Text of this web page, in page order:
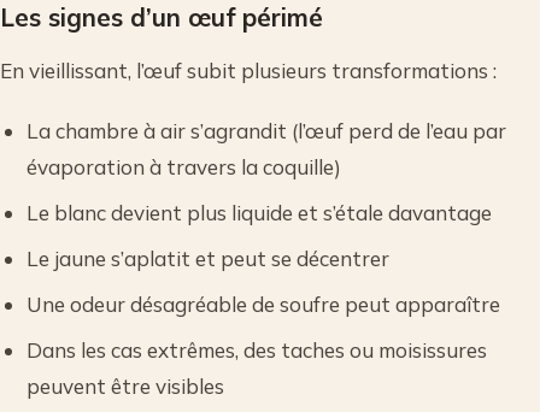
Les signes d’un œuf périmé
En vieillissant, l’œuf subit plusieurs transformations :
La chambre à air s’agrandit (l’œuf perd de l’eau par
évaporation à travers la coquille)
Le blanc devient plus liquide et s’étale davantage
Le jaune s’aplatit et peut se décentrer
Une odeur désagréable de soufre peut apparaître
Dans les cas extrêmes, des taches ou moisissures
peuvent être visibles